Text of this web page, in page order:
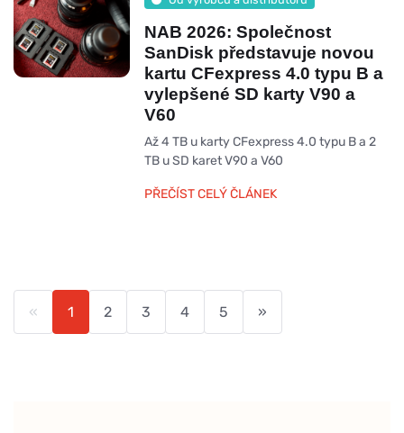
NAB 2026: Společnost
SanDisk představuje novou
kartu CFexpress 4.0 typu B a
vylepšené SD karty V90 a
V60
Až 4 TB u karty CFexpress 4.0 typu B a 2
TB u SD karet V90 a V60
PŘEČÍST CELÝ ČLÁNEK
« 1 2 3 4 5 »